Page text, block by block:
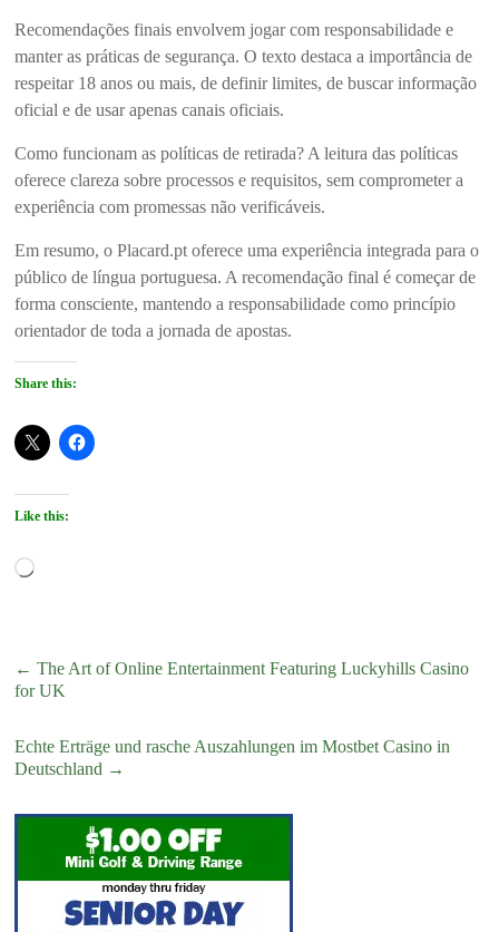
Recomendações finais envolvem jogar com responsabilidade e
manter as práticas de segurança. O texto destaca a importância de
respeitar 18 anos ou mais, de definir limites, de buscar informação
oficial e de usar apenas canais oficiais.
Como funcionam as políticas de retirada? A leitura das políticas
oferece clareza sobre processos e requisitos, sem comprometer a
experiência com promessas não verificáveis.
Em resumo, o Placard.pt oferece uma experiência integrada para o
público de língua portuguesa. A recomendação final é começar de
forma consciente, mantendo a responsabilidade como princípio
orientador de toda a jornada de apostas.
Share this:
Like this:
Loading…
← The Art of Online Entertainment Featuring Luckyhills Casino
for UK
Echte Erträge und rasche Auszahlungen im Mostbet Casino in
Deutschland →